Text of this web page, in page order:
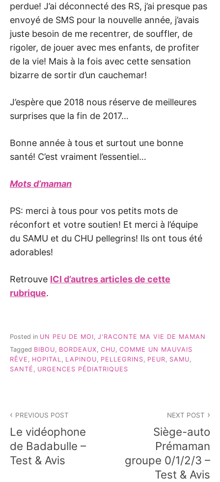
perdue! J’ai déconnecté des RS, j’ai presque pas
envoyé de SMS pour la nouvelle année, j’avais
juste besoin de me recentrer, de souffler, de
rigoler, de jouer avec mes enfants, de profiter
de la vie! Mais à la fois avec cette sensation
bizarre de sortir d’un cauchemar!
J’espère que 2018 nous réserve de meilleures
surprises que la fin de 2017…
Bonne année à tous et surtout une bonne
santé! C’est vraiment l’essentiel…
Mots d’maman
PS: merci à tous pour vos petits mots de
réconfort et votre soutien! Et merci à l’équipe
du SAMU et du CHU pellegrins! Ils ont tous été
adorables!
Retrouve ICI d’autres articles de cette
rubrique.
Posted in UN PEU DE MOI J'RACONTE MA VIE DE MAMAN
Tagged BIBOU, BORDEAUX, CHU, COMME UN MAUVAIS
RÊVE , HOPITAL, LAPINOU, PELLEGRINS, PEUR, SAMU,
SANTÉ , URGENCES PÉDIATRIQUES
de
l’article
PREVIOUS POST
Le vidéophone
de Badabulle –
Test & Avis
NEXT POST
Siège-auto
Prémaman
groupe 0/1/2/3 –
Test & Avis